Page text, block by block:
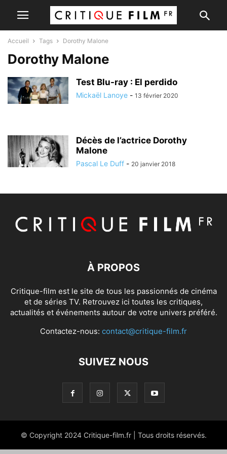
Accueil Tags Dorothy Malone
Dorothy Malone
Test Blu-ray : El perdido
Mickaël Lanoye - 13 février 2020
Décès de l’actrice Dorothy
Malone
Pascal Le Duff - 20 janvier 2018
À PROPOS
Critique-film est le site de tous les passionnés de cinéma
et de séries TV. Retrouvez ici toutes les critiques,
actualités et événements autour de votre univers préféré.
Contactez-nous: contact@critique-film.fr
SUIVEZ NOUS
© Copyright 2024 Critique-film.fr | Tous droits réservés.